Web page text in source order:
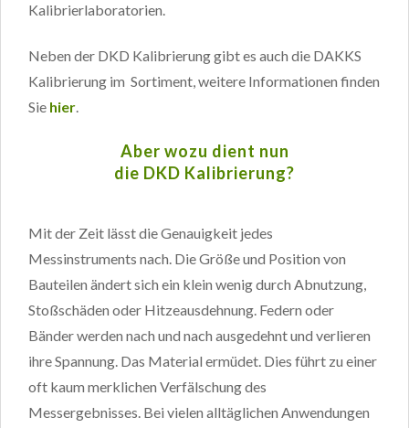
Kalibrierlaboratorien.
Neben der DKD Kalibrierung gibt es auch die DAKKS
Kalibrierung im Sortiment, weitere Informationen finden
Sie hier.
Aber wozu dient nun
die DKD Kalibrierung?
Mit der Zeit lässt die Genauigkeit jedes
Messinstruments nach. Die Größe und Position von
Bauteilen ändert sich ein klein wenig durch Abnutzung,
Stoßschäden oder Hitzeausdehnung. Federn oder
Bänder werden nach und nach ausgedehnt und verlieren
ihre Spannung. Das Material ermüdet. Dies führt zu einer
oft kaum merklichen Verfälschung des
Messergebnisses. Bei vielen alltäglichen Anwendungen